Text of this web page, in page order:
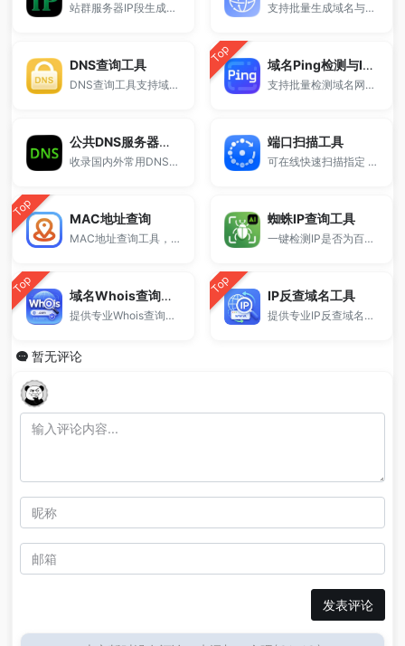
站群服务器IP段生成工具，支持批量输入 IP 区间并自动展开为完整IP列表，适用于站群部署、SEO分布系统、CDN节点管理、服务器运维等场景，永久免费使用。 支持批量生成域名与泛解析子域名，适用于站群部署、SEO测试与开发环境使用。
DNS查询工具
DNS查询工具支持域名解析记录查询，可快速查看A、AAAA、MX、NS、TXT、CNAME等DNS记录信息，支持在线解析检测与结果复制，适用于站长运维、域名排查、邮箱配置及DNS问题诊断。
Top 域名Ping检测与IP解析
支持批量检测域名网络延迟并获取对应IP地址，快速判断网站连通性与解析情况，适用于服务器检测、DNS排查和网络优化等场景。
公共DNS服务器地址大全
收录国内外常用DNS服务器IP地址，包括114DNS、阿里DNS、Google DNS、Cloudflare DNS等。
端口扫描工具
可在线快速扫描指定 IP 或域名的常用端口是否开放
Top MAC地址查询
MAC地址查询工具，支持通过MAC地址快速识别设备厂商与OUI信息，支持批量查询，基于IEEE官方数据库，适用于网络运维、设备识别与安全分析，免费在线使用。
蜘蛛IP查询工具
一键检测IP是否为百度、谷歌等搜索引擎爬虫，快速识别真假蜘蛛。
Top 域名Whois查询工具
提供专业Whois查询与域名信息查询服务，支持查询域名注册信息、注册商、到期时间及DNS记录，适用于域名检测、SEO分析及站长工具使用。
Top IP反查域名工具
提供专业IP反查域名与同IP网站查询服务，支持查询同一服务器下的所有域名信息，帮助站长进行SEO分析、站群检测及网络资产排查。
暂无评论
发表评论